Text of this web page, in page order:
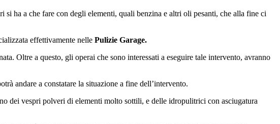
si ha a che fare con degli elementi, quali benzina e altri oli pesanti, che alla fine ci
effettivamente nelle Pulizie Garage.
Oltre a questo, gli operai che sono interessati a eseguire tale intervento, avranno
andare a constatare la situazione a fine dell’intervento.
dei vespri polveri di elementi molto sottili, e delle idropulitrici con asciugatura